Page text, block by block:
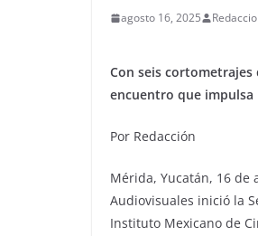
agosto 16, 2025
Con seis cortometrajes
encuentro que impulsa
Por Redacción
Mérida, Yucatán, 16 de
Audiovisuales inició la
Instituto Mexicano de